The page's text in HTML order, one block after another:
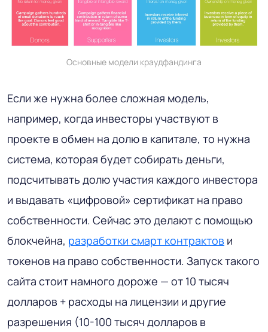
Основные модели краудфандинга
Если же нужна более сложная модель,
например, когда инвесторы участвуют в
проекте в обмен на долю в капитале, то нужна
система, которая будет собирать деньги,
подсчитывать долю участия каждого инвестора
и выдавать «цифровой» сертификат на право
собственности. Сейчас это делают с помощью
блокчейна, разработки смарт контрактов и
токенов на право собственности. Запуск такого
сайта стоит намного дороже — от 10 тысяч
долларов + расходы на лицензии и другие
разрешения (10-100 тысяч долларов в